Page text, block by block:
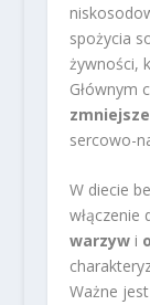
spożycia
żywności,
Głównym
sercowo-
W diecie
włączenie
warzywi
Ważne